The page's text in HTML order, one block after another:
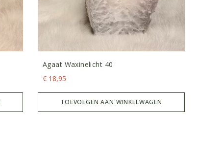
Agaat Waxinelicht 40
€ 18,95
TOEVOEGEN AAN WINKELWAGEN